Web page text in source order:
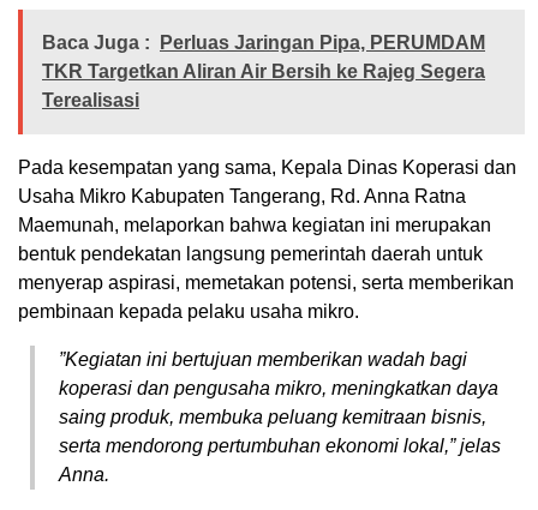
Baca Juga :
Perluas Jaringan Pipa, PERUMDAM
TKR Targetkan Aliran Air Bersih ke Rajeg Segera
Terealisasi
​Pada kesempatan yang sama, Kepala Dinas Koperasi dan
Usaha Mikro Kabupaten Tangerang, Rd. Anna Ratna
Maemunah, melaporkan bahwa kegiatan ini merupakan
bentuk pendekatan langsung pemerintah daerah untuk
menyerap aspirasi, memetakan potensi, serta memberikan
pembinaan kepada pelaku usaha mikro.
​”Kegiatan ini bertujuan memberikan wadah bagi
koperasi dan pengusaha mikro, meningkatkan daya
saing produk, membuka peluang kemitraan bisnis,
serta mendorong pertumbuhan ekonomi lokal,” jelas
Anna.